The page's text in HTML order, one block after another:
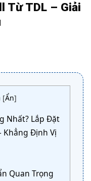
Từ TDL – Giải
[Ẩn]
Nhất? Lắp Đặt
Khẳng Định Vị
Quan Trọng